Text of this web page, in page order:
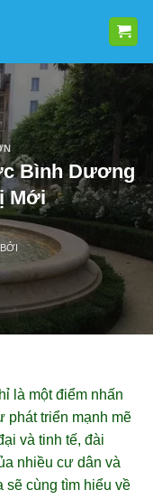
Bình Dương
Mới
BỞI
là một điểm nhấn
phát triển mạnh mẽ
và tinh tế, đài
nhiều cư dân và
sẽ cùng tìm hiểu về